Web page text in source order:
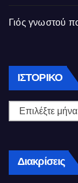
Γιός γνωστού
ΙΣΤΟΡΙΚΌ
Διακρίσεις